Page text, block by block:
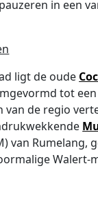
in een
ligt de oude
tot
van de regio
van Rumelang,
Walert-